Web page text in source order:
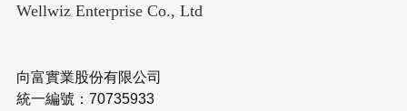
Wellwiz Enterprise Co., Ltd
向富實業股份有限公司
統一編號：70735933